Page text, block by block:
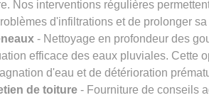
Nos interventions régulières
d'infiltrations et de prolonger
- Nettoyage en profondeur des
efficace des eaux pluviales. Cette
d'eau et de détérioration
de toiture - Fourniture de conseils